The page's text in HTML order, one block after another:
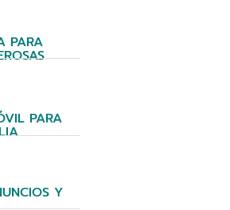
PARA
PARA
Y